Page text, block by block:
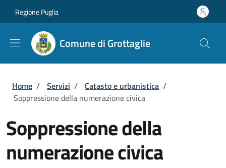
Regione Puglia
Comune di Grottaglie
Briciole di pane
Home / Servizi / Catasto e urbanistica /
Soppressione della numerazione civica
Soppressione della
numerazione civica